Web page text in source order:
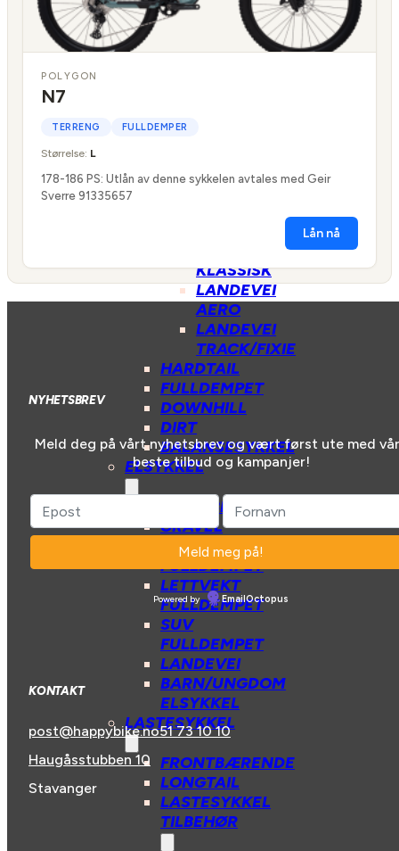
HANDLEKURV
GRAVEL
KLASSISK
LANDEVEI
AERO
LANDEVEI
TRACK/FIXIE
HARDTAIL
FULLDEMPET
DOWNHILL
DIRT
BALANSESYKKEL
ELSYKKEL
BY/HYBRIDSYKKEL
GRAVEL
HARDTAIL
FULLDEMPET
LETTVEKT
FULLDEMPET
SUV
FULLDEMPET
LANDEVEI
BARN/UNGDOM
ELSYKKEL
LASTESYKKEL
FRONTBÆRENDE
LONGTAIL
LASTESYKKEL
TILBEHØR
POLYGON
N7
TERRENG FULLDEMPER
Størrelse: L
178-186 PS: Utlån av denne sykkelen avtales med Geir
Sverre 91335657
Lån nå
NYHETSBREV
Meld deg på vårt nyhetsbrev og vært først ute med
beste tilbud og kampanjer!
Powered by EmailOctopus
KONTAKT
post@happybike.no51 73 10 10
Haugåsstubben 10
Stavanger